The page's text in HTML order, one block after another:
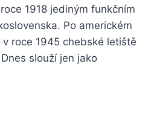
1918 jediným funkčním
Po americkém
roce 1945 chebské letiště
slouží jen jako